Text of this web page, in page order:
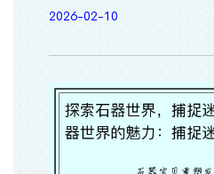
2026-02-10